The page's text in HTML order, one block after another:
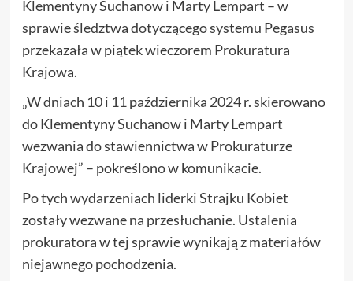
Klementyny Suchanow i Marty Lempart – w
sprawie śledztwa dotyczącego systemu Pegasus
przekazała w piątek wieczorem Prokuratura
Krajowa.
„W dniach 10 i 11 października 2024 r. skierowano
do Klementyny Suchanow i Marty Lempart
wezwania do stawiennictwa w Prokuraturze
Krajowej” – pokreślono w komunikacie.
Po tych wydarzeniach liderki Strajku Kobiet
zostały wezwane na przesłuchanie. Ustalenia
prokuratora w tej sprawie wynikają z materiałów
niejawnego pochodzenia.